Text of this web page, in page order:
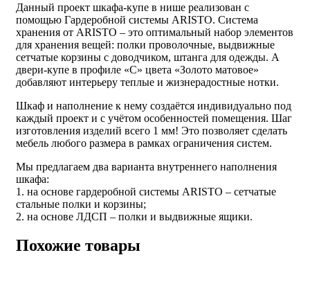
Данный проект шкафа-купе в нише реализован с
помощью Гардеробной системы ARISTO. Система
хранения от ARISTO – это оптимальный набор элементов
для хранения вещей: полки проволочные, выдвижные
сетчатые корзины с доводчиком, штанга для одежды. А
двери-купе в профиле «С» цвета «Золото матовое»
добавляют интерьеру теплые и жизнерадостные нотки.
Шкаф и наполнение к нему создаётся индивидуально под
каждый проект и с учётом особенностей помещения. Шаг
изготовления изделий всего 1 мм! Это позволяет сделать
мебель любого размера в рамках ограничения систем.
Мы предлагаем два варианта внутреннего наполнения
шкафа:
1. на основе гардеробной системы ARISTO – сетчатые
стальные полки и корзины;
2. на основе ЛДСП – полки и выдвижные ящики.
Похожие товары